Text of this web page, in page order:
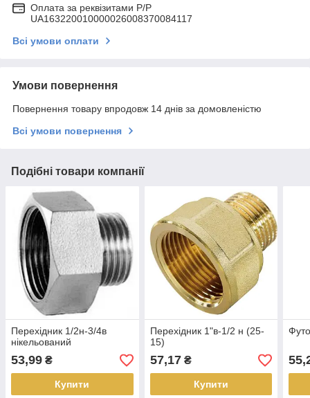
Оплата за реквізитами P/Р
UA163220010000026008370084117
Всі умови оплати
Умови повернення
Повернення товару впродовж 14 днів за домовленістю
Всі умови повернення
Подібні товари компанії
Перехідник 1/2н-3/4в
нікельований
53,99 ₴
Купити
Перехідник 1"в-1/2 н (25-
15)
57,17₴
Купити